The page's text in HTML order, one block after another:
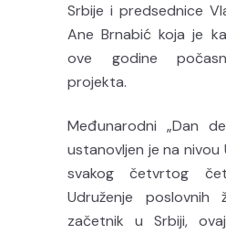
Srbije i predsednice
Ane Brnabić koja je
ove godine
projekta.
Međunarodni „Dan
ustanovljen je na nivou
svakog četvrtog
Udruženje poslovnih
začetnik u Srbiji,